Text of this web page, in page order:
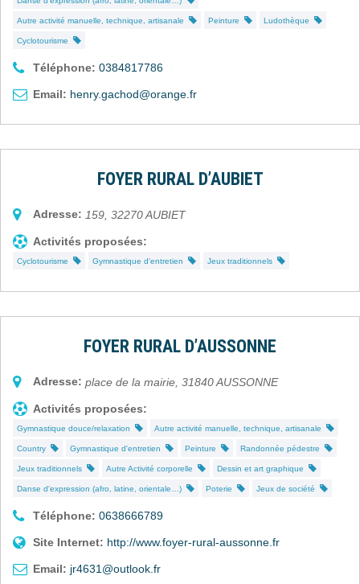
Autre activité manuelle, technique, artisanale Peinture Ludothèque
Cyclotourisme
Téléphone: 0384817786
Email: henry.gachod@orange.fr
FOYER RURAL D’AUBIET
Adresse: 159 32270AUBIET
Activités proposées:
Cyclotourisme Gymnastique d'entretien Jeux traditionnels
FOYER RURAL D’AUSSONNE
Adresse: place de la mairie 31840AUSSONNE
Activités proposées:
Gymnastique douce/relaxation Autre activité manuelle, technique, artisanale
Country Gymnastique d'entretien Peinture Randonnée pédestre
Jeux traditionnels Autre Activité corporelle Dessin et art graphique
Danse d'expression (afro, latine, orientale…) Poterie Jeux de société
Téléphone: 0638666789
Site Internet: http://www.foyer-rural-aussonne.fr
Email: jr4631@outlook.fr